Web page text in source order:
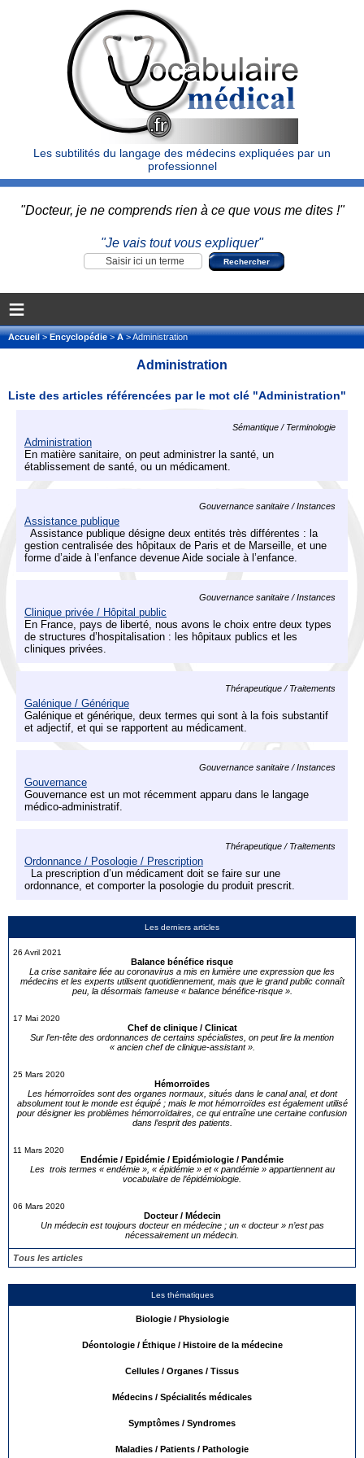
Les subtilités du langage des médecins expliquées par un
professionnel
"Docteur, je ne comprends rien à ce que vous me dites !"
"Je vais tout vous expliquer"
≡
Accueil>Encyclopédie>A> Administration
Les derniers articles
26 Avril 2021
Balance bénéfice risque
La crise sanitaire liée au coronavirus a mis en lumière une expression que les
médecins et les experts utilisent quotidiennement, mais que le grand public connaît
peu, la désormais fameuse « balance bénéfice-risque ».
17 Mai 2020
Chef de clinique / Clinicat
Sur l’en-tête des ordonnances de certains spécialistes, on peut lire la mention
« ancien chef de clinique-assistant ».
25 Mars 2020
Hémorroïdes
Les hémorroïdes sont des organes normaux, situés dans le canal anal, et dont
absolument tout le monde est équipé ; mais le mot hémorroïdes est également utilisé
pour désigner les problèmes hémorroïdaires, ce qui entraîne une certaine confusion
dans l’esprit des patients.
11 Mars 2020
Endémie / Epidémie / Epidémiologie / Pandémie
Les trois termes « endémie », « épidémie » et « pandémie » appartiennent au
vocabulaire de l’épidémiologie.
06 Mars 2020
Docteur / Médecin
Un médecin est toujours docteur en médecine ; un « docteur » n’est pas
nécessairement un médecin.
Tous les articles
Les thématiques
Biologie / Physiologie
Déontologie / Éthique / Histoire de la médecine
Cellules / Organes / Tissus
Médecins / Spécialités médicales
Symptômes / Syndromes
Maladies / Patients / Pathologie
Administration
Liste des articles référencées par le mot clé "Administration"
Sémantique / Terminologie
Administration
En matière sanitaire, on peut administrer la santé, un
établissement de santé, ou un médicament.
Gouvernance sanitaire / Instances
Assistance publique
Assistance publique désigne deux entités très différentes : la
gestion centralisée des hôpitaux de Paris et de Marseille, et une
forme d’aide à l’enfance devenue Aide sociale à l’enfance.
Gouvernance sanitaire / Instances
Clinique privée / Hôpital public
En France, pays de liberté, nous avons le choix entre deux types
de structures d’hospitalisation : les hôpitaux publics et les
cliniques privées.
Thérapeutique / Traitements
Galénique / Générique
Galénique et générique, deux termes qui sont à la fois substantif
et adjectif, et qui se rapportent au médicament.
Gouvernance sanitaire / Instances
Gouvernance
Gouvernance est un mot récemment apparu dans le langage
médico-administratif.
Thérapeutique / Traitements
Ordonnance / Posologie / Prescription
La prescription d’un médicament doit se faire sur une
ordonnance, et comporter la posologie du produit prescrit.